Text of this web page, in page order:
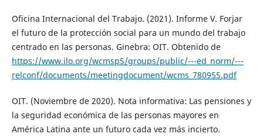
Oficina Internacional del Trabajo. (2021). Informe V. Forjar
el futuro de la protección social para un mundo del trabajo
centrado en las personas. Ginebra: OIT. Obtenido de
https://www.ilo.org/wcmsp5/groups/public/---ed_norm/---
relconf/documents/meetingdocument/wcms_780955.pdf
OIT. (Noviembre de 2020). Nota informativa: Las pensiones y
la seguridad económica de las personas mayores en
América Latina ante un futuro cada vez más incierto.